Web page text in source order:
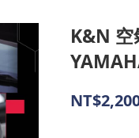
K&N 空